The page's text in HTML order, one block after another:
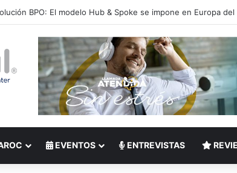
del Nearshoring: Crisis de talento bilingüe en
EVENTOS ENTREVISTAS